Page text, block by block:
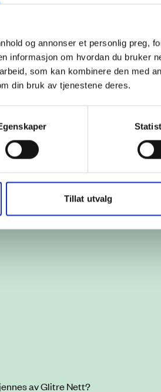
og annonser et personlig preg,
informasjon om hvordan du bruker
som kan kombinere den med
din bruk av tjenestene deres.
Tillat utvalg
av Glitre Nett?